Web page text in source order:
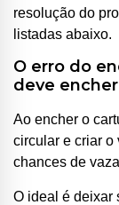
resolução do
listadas abaixo.
O erro do
deve
Ao encher o
circular e criar o
chances de
O ideal é deixar